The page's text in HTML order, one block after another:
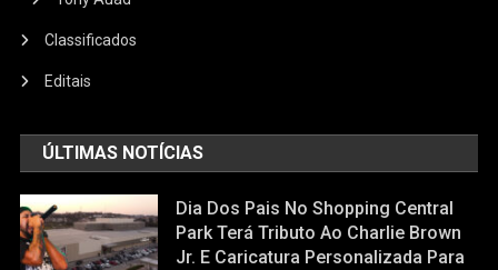
Classificados
Editais
ÚLTIMAS NOTÍCIAS
Dia Dos Pais No Shopping Central
Park Terá Tributo Ao Charlie Brown
Jr. E Caricatura Personalizada Para